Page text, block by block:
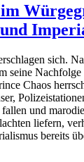
sich.
seine
Chaos
und
liefern,
bereits